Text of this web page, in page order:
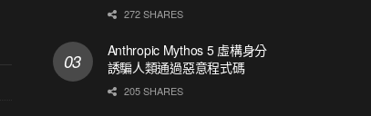
272 SHARES
Anthropic Mythos 5 虛構身分
誘騙人類通過惡意程式碼
205 SHARES